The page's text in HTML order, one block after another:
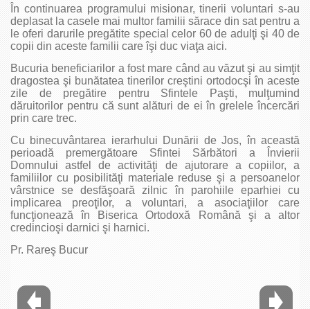
În continuarea programului misionar, tinerii voluntari s-au
deplasat la casele mai multor familii sărace din sat pentru a
le oferi darurile pregătite special celor 60 de adulţi şi 40 de
copii din aceste familii care îşi duc viaţa aici.
Bucuria beneficiarilor a fost mare când au văzut şi au simţit
dragostea şi bunătatea tinerilor creştini ortodocşi în aceste
zile de pregătire pentru Sfintele Paşti, mulţumind
dăruitorilor pentru că sunt alături de ei în grelele încercări
prin care trec.
Cu binecuvântarea ierarhului Dunării de Jos, în această
perioadă premergătoare Sfintei Sărbători a Învierii
Domnului astfel de activităţi de ajutorare a copiilor, a
familiilor cu posibilităţi materiale reduse şi a persoanelor
vârstnice se desfăşoară zilnic în parohiile eparhiei cu
implicarea preoţilor, a voluntari, a asociaţiilor care
funcţionează în Biserica Ortodoxă Română şi a altor
credincioşi darnici şi harnici.
Pr. Rareş Bucur